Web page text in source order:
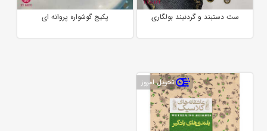
ست دستبند و گردنبند بولگاری پکیج گوشواره پروانه ای
تحویل امروز